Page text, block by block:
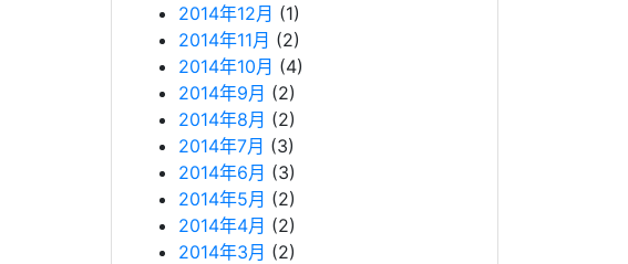
2014年12月 (1)
2014年11月 (2)
2014年10月 (4)
2014年9月 (2)
2014年8月 (2)
2014年7月 (3)
2014年6月 (3)
2014年5月 (2)
2014年4月 (2)
2014年3月 (2)